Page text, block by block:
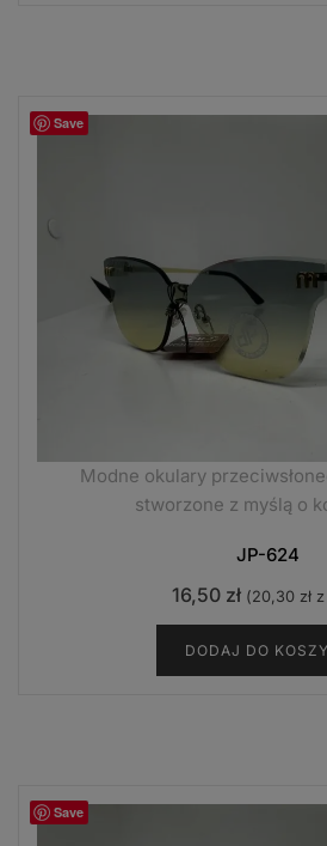
Save
Modne okulary
stworzone z myślą o
JP-624
16,50 zł (20,30 złz
DODAJ DO
Save